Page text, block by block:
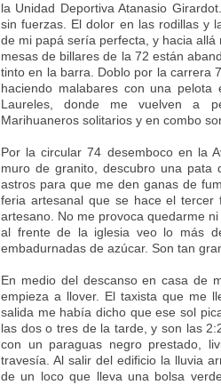
la Unidad Deportiva Atanasio
sin fuerzas. El dolor en las rodillas y
de mi papá sería perfecta, y hacia
mesas de billares de la 72 están
tinto en la barra. Doblo por la carrera
haciendo malabares con una
Laureles, donde me vuelven a
Marihuaneros solitarios y en combo
Por la circular 74 desemboco en la
muro de granito, descubro una pata
astros para que me den ganas de
feria artesanal que se hace el
artesano. No me provoca quedarme
al frente de la iglesia veo lo más
embadurnadas de azúcar. Son tan
En medio del descanso en casa de
empieza a llover. El taxista que me
salida me había dicho que ese sol
las dos o tres de la tarde, y son las
con un paraguas negro prestado,
travesía. Al salir del edificio la lluvia
de un loco que lleva una bolsa